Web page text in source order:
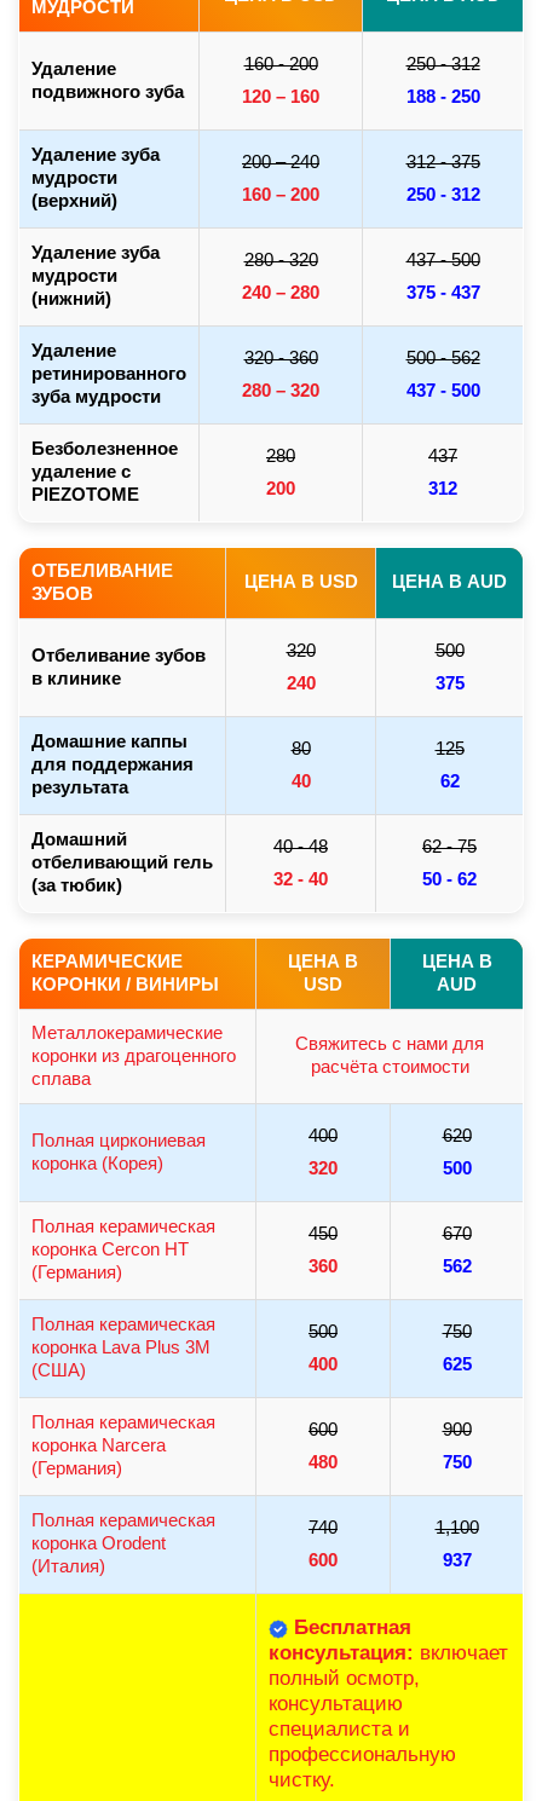
МУДРОСТИ
Удаление
подвижного зуба
160 - 200
120 – 160
250 - 312
188 - 250
Удаление зуба
мудрости
(верхний)
200 – 240
160 – 200
312 - 375
250 - 312
Удаление зуба
мудрости
(нижний)
280 - 320
240 – 280
437 - 500
375 - 437
Удаление
ретинированного
зуба мудрости
320 - 360
280 – 320
500 - 562
437 - 500
Безболезненное
удаление с
PIEZOTOME
280
200
437
312
ОТБЕЛИВАНИЕ
ЗУБОВ
ЦЕНА В USD ЦЕНА В AUD
Отбеливание зубов
в клинике
320
240
500
375
Домашние каппы
для поддержания
результата
80
40
125
62
Домашний
отбеливающий гель
(за тюбик)
40 - 48
32 - 40
62 - 75
50 - 62
КЕРАМИЧЕСКИЕ
КОРОНКИ / ВИНИРЫ
ЦЕНА В
USD
ЦЕНА В
AUD
Металлокерамические
коронки из драгоценного
сплава
Свяжитесь с нами для
расчёта стоимости
Полная циркониевая
коронка (Корея)
400
320
620
500
Полная керамическая
коронка Cercon HT
(Германия)
450
360
670
562
Полная керамическая
коронка Lava Plus 3M
(США)
500
400
750
625
Полная керамическая
коронка Narcera
(Германия)
600
480
900
750
Полная керамическая
коронка Orodent
(Италия)
740
600
1,100
937
Бесплатная
консультация: включает
полный осмотр,
консультацию
специалиста и
профессиональную
чистку.